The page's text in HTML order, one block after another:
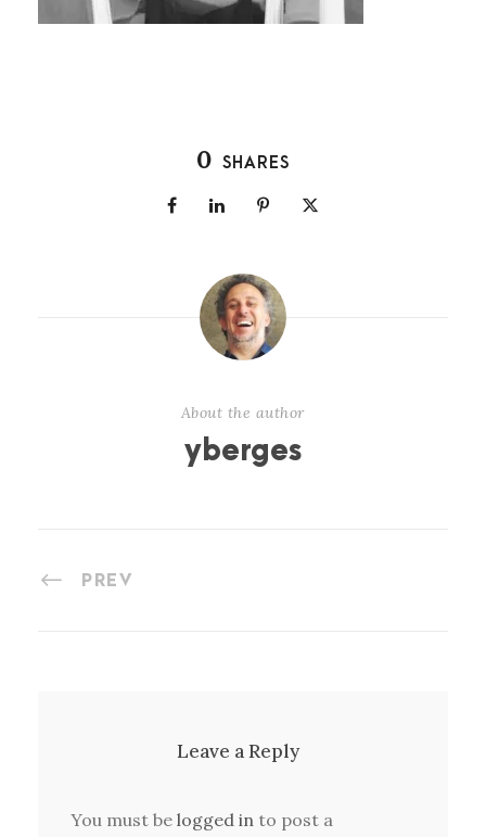
0 SHARES
About the author
yberges
PREV
Leave a Reply
You must be logged in to post a